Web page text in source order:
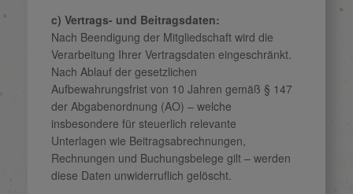
c) Vertrags- und Beitragsdaten:
Nach Beendigung der Mitgliedschaft wird die
Verarbeitung Ihrer Vertragsdaten eingeschränkt.
Nach Ablauf der gesetzlichen
Aufbewahrungsfrist von 10 Jahren gemäß § 147
der Abgabenordnung (AO) – welche
insbesondere für steuerlich relevante
Unterlagen wie Beitragsabrechnungen,
Rechnungen und Buchungsbelege gilt – werden
diese Daten unwiderruflich gelöscht.